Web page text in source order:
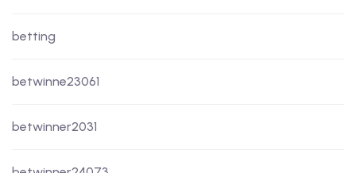
betting
betwinne23061
betwinner2031